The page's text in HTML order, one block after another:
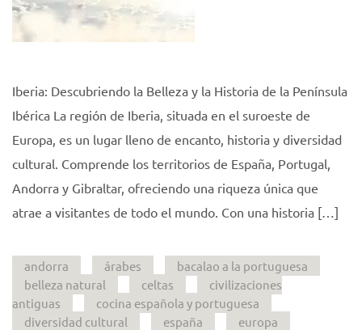
Iberia: Descubriendo la Belleza y la Historia de la Península
Ibérica La región de Iberia, situada en el suroeste de
Europa, es un lugar lleno de encanto, historia y diversidad
cultural. Comprende los territorios de España, Portugal,
Andorra y Gibraltar, ofreciendo una riqueza única que
atrae a visitantes de todo el mundo. Con una historia […]
andorra árabes
bacalao a la portuguesa
belleza natural
celtas
civilizaciones
antiguas
cocina española y portuguesa
diversidad cultural
españa
europa